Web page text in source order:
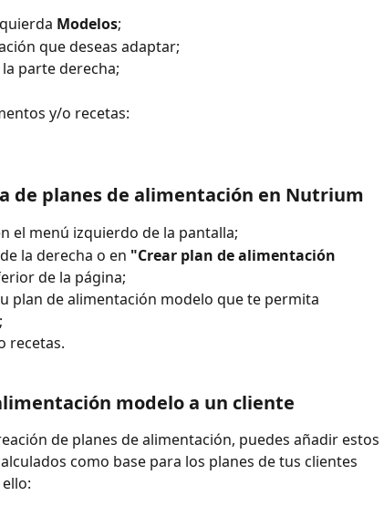
Modelos;
que deseas adaptar;
parte derecha;
y/o recetas:
de planes de alimentación en Nutrium
el menú izquierdo de la pantalla;
la derecha o en "Crear plan de alimentación
de la página;
plan de alimentación modelo que te permita
recetas.
modelo a un cliente
de planes de alimentación, puedes añadir estos
como base para los planes de tus clientes